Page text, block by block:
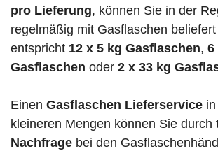
pro Lieferung, können Sie in der
regelmäßig mit Gasflaschen
entspricht 12 x 5 kg Gasflaschen, 6
Gasflaschen oder 2 x 33 kg
Einen Gasflaschen Lieferservice
kleineren Mengen können Sie durch
Nachfrage bei den